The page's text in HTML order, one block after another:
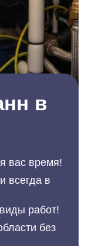
в
вас время!
всегда в
работ!
без